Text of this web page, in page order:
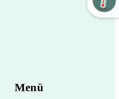
Menü